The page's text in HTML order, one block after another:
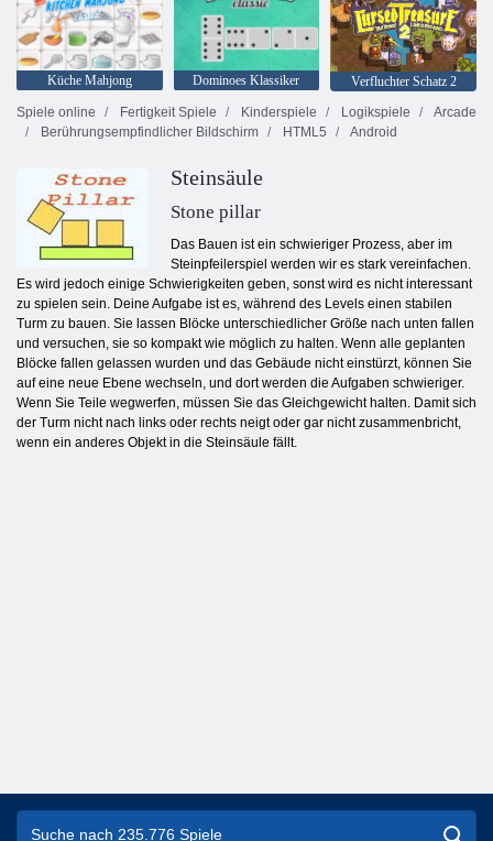
Küche Mahjong Dominoes Klassiker
Verfluchter Schatz 2
Spiele online
Fertigkeit Spiele Kinderspiele Logikspiele
Arcade
Berührungsempfindlicher Bildschirm
HTML5 Android
Steinsäule
Stone pillar
Das Bauen ist ein schwieriger Prozess, aber im
Steinpfeilerspiel werden wir es stark vereinfachen.
Es wird jedoch einige Schwierigkeiten geben, sonst wird es nicht interessant
zu spielen sein. Deine Aufgabe ist es, während des Levels einen stabilen
Turm zu bauen. Sie lassen Blöcke unterschiedlicher Größe nach unten fallen
und versuchen, sie so kompakt wie möglich zu halten. Wenn alle geplanten
Blöcke fallen gelassen wurden und das Gebäude nicht einstürzt, können Sie
auf eine neue Ebene wechseln, und dort werden die Aufgaben schwieriger.
Wenn Sie Teile wegwerfen, müssen Sie das Gleichgewicht halten. Damit sich
der Turm nicht nach links oder rechts neigt oder gar nicht zusammenbricht,
wenn ein anderes Objekt in die Steinsäule fällt.